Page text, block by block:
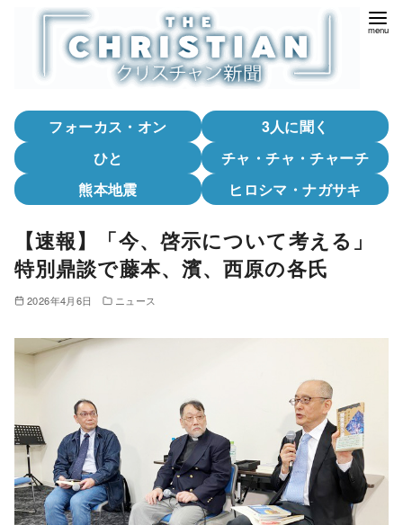
フォーカス・オン
3人に聞く
ひと
チャ・チャ・チャーチ
熊本地震
ヒロシマ・ナガサキ
【速報】「今、啓示について考える」
特別鼎談で藤本、濱、西原の各氏
2026年4月6日 ニュース